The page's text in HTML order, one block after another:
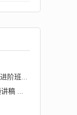
陈予粮 古中医脉诊绝学初级班+进阶班+精修班 ...
郝万山讲伤寒论视频70讲送音频讲稿 伤寒杂病论...